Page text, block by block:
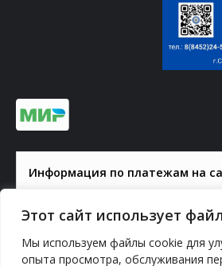
Этот сайт использует
Мы используем файлы cookie для
опыта просмотра, обслуживания
Информация по платежам на
© 2000-2026, ГАУК